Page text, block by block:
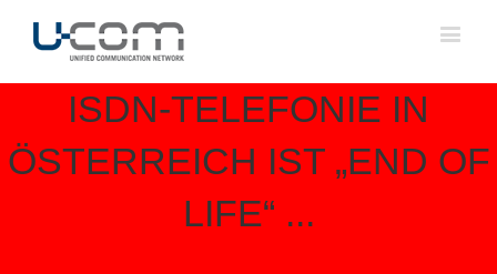
ISDN-TELEFONIE IN
ÖSTERREICH IST „END OF
LIFE“ ...